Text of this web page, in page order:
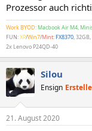
Prozessor auch
Work BYOD: Macbook Air M4,
FUN:XP/Win7/Mint:FX8370 , 32GB,
2x Lenovo P24QD-40
Silou
Ensign
21. August 2020